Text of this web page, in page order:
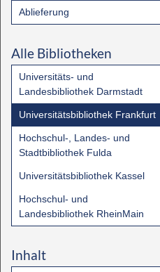
Ablieferung
Alle Bibliotheken
Universitäts- und
Landesbibliothek Darmstadt
Universitätsbibliothek Frankfurt
Hochschul-, Landes- und
Stadtbibliothek Fulda
Universitätsbibliothek Kassel
Hochschul- und
Landesbibliothek RheinMain
Inhalt